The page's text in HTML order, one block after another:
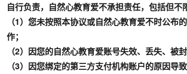
自行负责，自然心教育爱不承担责任，包括但不
（1）您未按照本协议或自然心教育爱不时公布
作；
（2）因您的自然心教育爱账号失效、丢失、被封
（3）因您绑定的第三方支付机构账户的原因导